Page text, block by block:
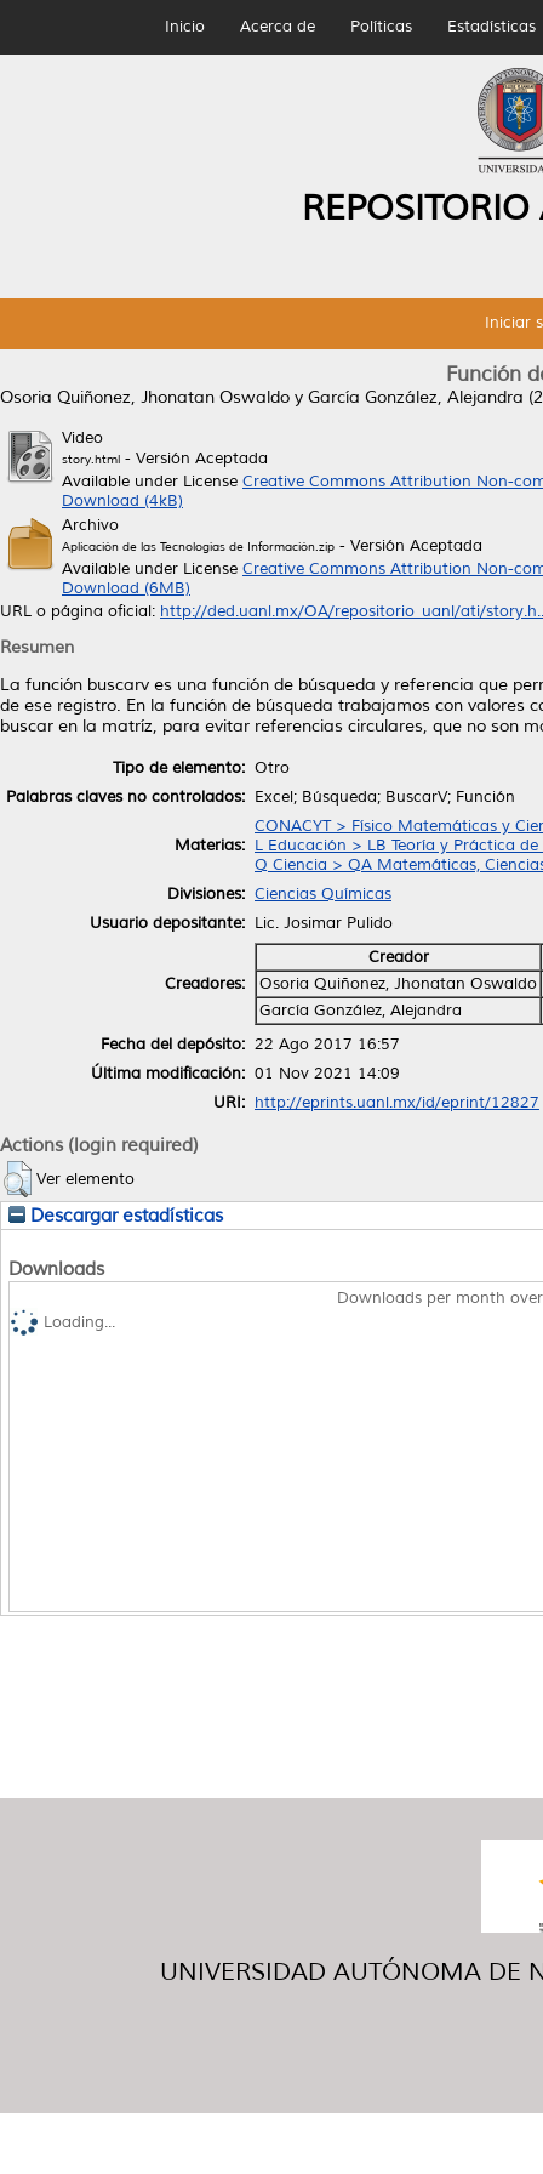
Inicio Acerca de Políticas Estadísticas
Iniciar
Función
Osoria Quiñonez, Jhonatan Oswaldo y García González, Alejandra
Video
story.html - Versión Aceptada
Available under License Creative Commons Attribution Non-
Download (4kB)
Archivo
Aplicación de las Tecnologías de Información.zip - Versión Aceptada
Available under License Creative Commons Attribution Non-
Download (6MB)
URL o página oficial: http://ded.uanl.mx/OA/repositorio_uanl/ati/
Resumen
La función buscarv es una función de búsqueda y referencia que
de ese registro. En la función de búsqueda trabajamos con valores
buscar en la matríz, para evitar referencias circulares, que no son
Tipo de elemento: Otro
Palabras claves no controlados: Excel; Búsqueda; BuscarV; Función
Materias:
CONACYT > Físico Matemáticas y
L Educación > LB Teoría y Práctica
Q Ciencia > QA Matemáticas,
Divisiones: Ciencias Químicas
Usuario depositante: Lic. Josimar Pulido
Creadores:
Creador
Osoria Quiñonez, Jhonatan Oswaldo
García González, Alejandra
Fecha del depósito: 22 Ago 2017 16:57
Última modificación: 01 Nov 2021 14:09
URI: http://eprints.uanl.mx/id/eprint/12827
Actions (login required)
Ver elemento
Descargar estadísticas
Downloads
Downloads per month
Loading...
UNIVERSIDAD AUTÓNOMA DE